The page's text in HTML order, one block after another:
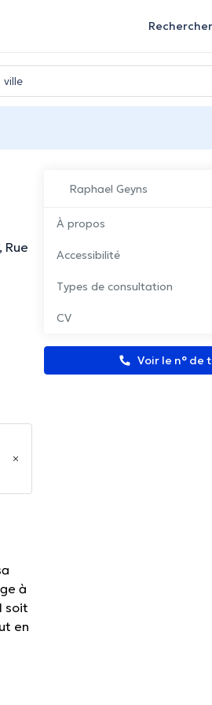
Rechercher
Raphael Geyns
À propos
Accessibilité
Types de consultation
CV
Voir le n° de
Rue
à
soit
en